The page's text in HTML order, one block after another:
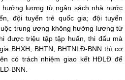
lương từ ngân sách nhà nước
đội tuyển trẻ quốc gia; đội tuyển
trung ương không hưởng lương từ
được triệu tập tập huấn, thi đấu mà
BHXH, BHTN, BHTNLĐ-BNN thì cơ
có trách nhiệm giao kết HĐLĐ để
BNN.